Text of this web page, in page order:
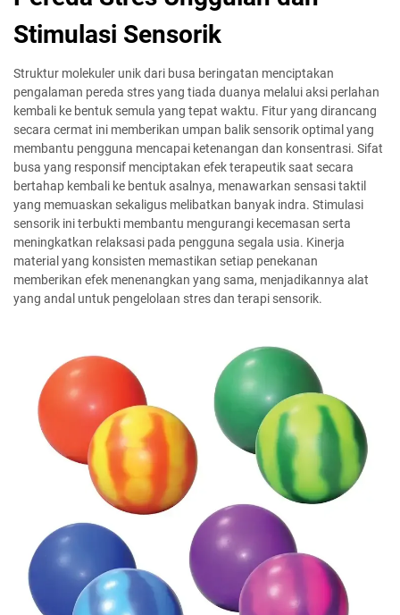
Stimulasi Sensorik
Struktur molekuler unik dari busa beringatan menciptakan
pengalaman pereda stres yang tiada duanya melalui aksi perlahan
kembali ke bentuk semula yang tepat waktu. Fitur yang dirancang
secara cermat ini memberikan umpan balik sensorik optimal yang
membantu pengguna mencapai ketenangan dan konsentrasi. Sifat
busa yang responsif menciptakan efek terapeutik saat secara
bertahap kembali ke bentuk asalnya, menawarkan sensasi taktil
yang memuaskan sekaligus melibatkan banyak indra. Stimulasi
sensorik ini terbukti membantu mengurangi kecemasan serta
meningkatkan relaksasi pada pengguna segala usia. Kinerja
material yang konsisten memastikan setiap penekanan
memberikan efek menenangkan yang sama, menjadikannya alat
yang andal untuk pengelolaan stres dan terapi sensorik.